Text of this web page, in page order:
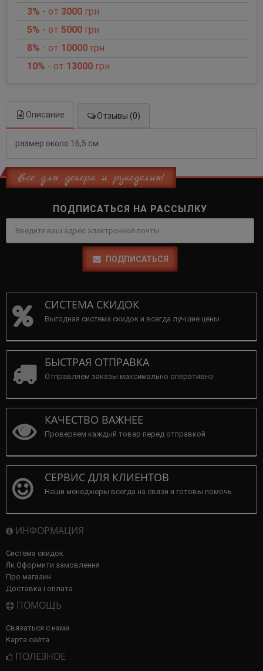
3% - от 3000 грн
5% - от 5000 грн
8% - от 10000 грн
10% - от 13000 грн
Описание Отзывы (0)
размер около 16,5 см
Всё для декора и рукоделия!
ПОДПИСАТЬСЯ НА РАССЫЛКУ
ПОДПИСАТЬСЯ
СИСТЕМА СКИДОК
Выгодная система скидок и всегда лучшие цены
БЫСТРАЯ ОТПРАВКА
Отправляем заказы максимально оперативно
КАЧЕСТВО ВАЖНЕЕ
Проверяем каждый товар перед отправкой
СЕРВИС ДЛЯ КЛИЕНТОВ
Наши менеджеры всегда на связи и готовы помочь
ИНФОРМАЦИЯ
Система скидок
Як Оформити замовлення
Про магазин
Доставка і оплата
ПОМОЩЬ
Связаться с нами
Карта сайта
ПОЛЕЗНОЕ